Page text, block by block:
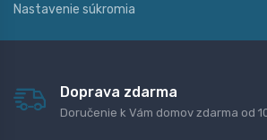
Nastavenie súkromia
Doprava zdarma
Doručenie k Vám domov zdarma od